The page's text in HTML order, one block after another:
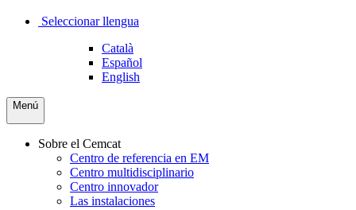
Seleccionar llengua
Català
Español
English
Menú
Sobre el Cemcat
Centro de referencia en EM
Centro multidisciplinario
Centro innovador
Las instalaciones